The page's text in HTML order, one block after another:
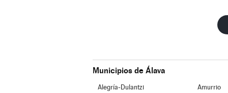
Municipios de Álava
Alegría-Dulantzi Amurrio